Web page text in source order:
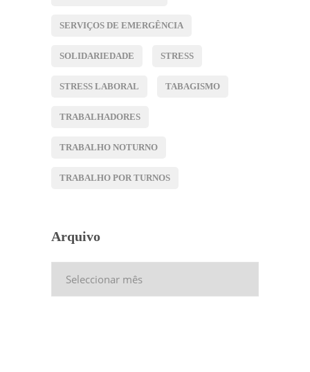
SERVIÇOS DE EMERGÊNCIA
SOLIDARIEDADE STRESS
STRESS LABORAL TABAGISMO
TRABALHADORES
TRABALHO NOTURNO
TRABALHO POR TURNOS
Arquivo